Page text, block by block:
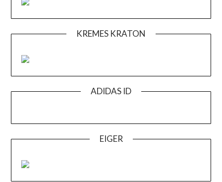
KREMES KRATON
ADIDAS ID
EIGER